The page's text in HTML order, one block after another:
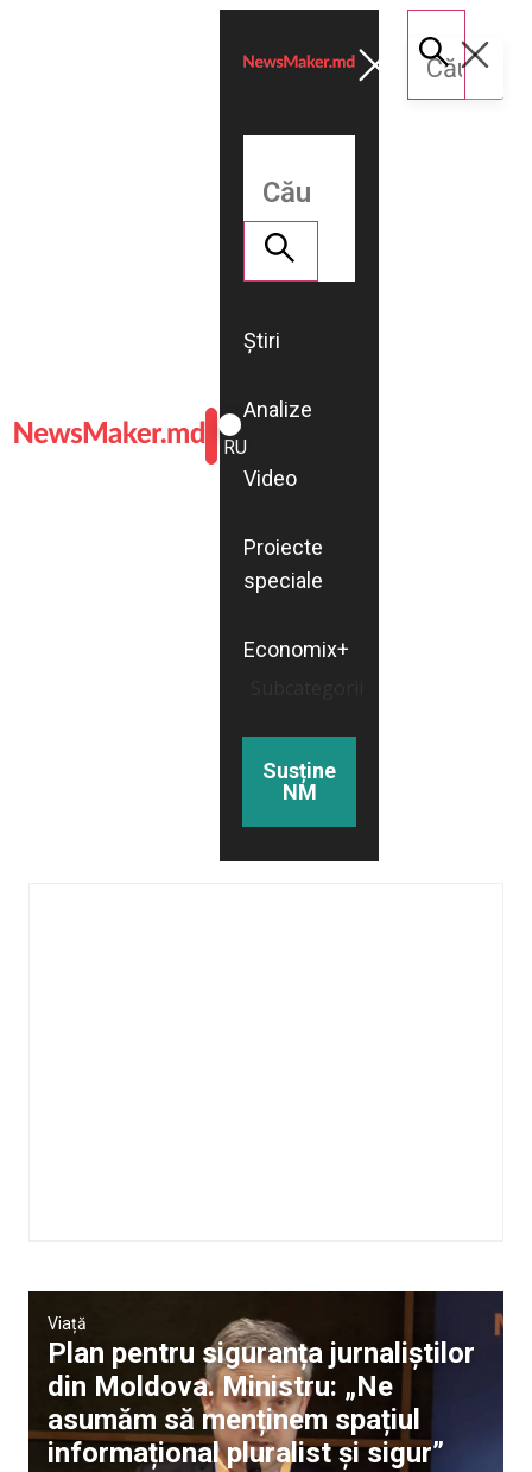
ROMÂNĂ
RU
Știri
Analize
Video
Proiecte
speciale
Economix+
Susține
NM
Viață
Plan pentru siguranța jurnaliștilor
din Moldova. Ministru: „Ne
asumăm să menținem spațiul
informațional pluralist și sigur”